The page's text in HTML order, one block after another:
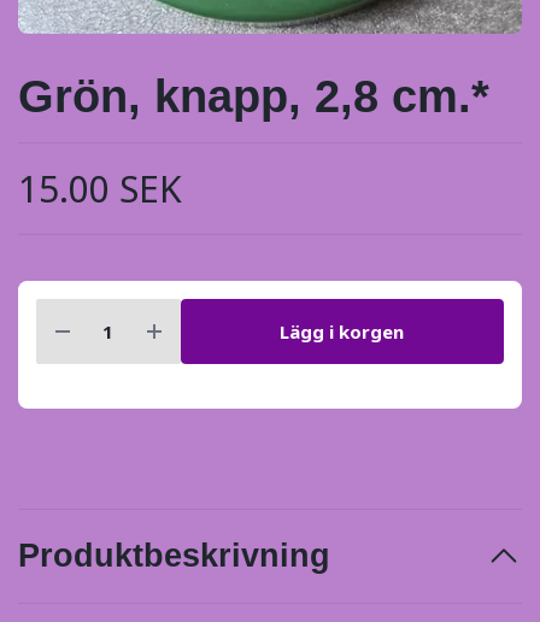
Grön, knapp, 2,8 cm.*
15.00 SEK
Lägg i korgen
Produktbeskrivning